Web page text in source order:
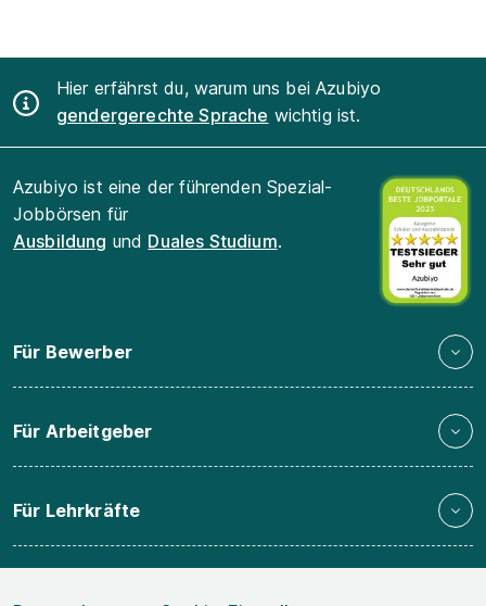
Hier erfährst du, warum uns bei Azubiyo
gendergerechte Sprache wichtig ist.
Azubiyo ist eine der führenden Spezial-
Jobbörsen für
Ausbildung und Duales Studium.
Für Bewerber
Für Arbeitgeber
Für Lehrkräfte